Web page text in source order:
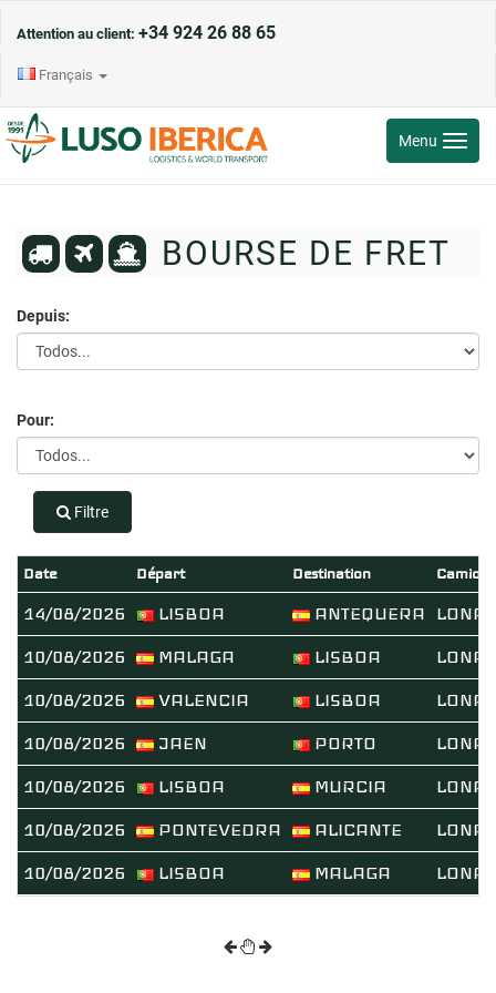
Attention au client: +34 924 26 88 65
Français
Toggle
Menu
BOURSE DE FRET
Depuis:
Pour:
Filtre
Date Départ Destination Camion
14/08/2026 LISBOA ANTEQUERA LONA
10/08/2026 MALAGA LISBOA LONA
10/08/2026 VALENCIA LISBOA LONA
10/08/2026 JAEN PORTO LONA
10/08/2026 LISBOA MURCIA LONA
10/08/2026 PONTEVEDRA ALICANTE LONA
10/08/2026 LISBOA MALAGA LONA